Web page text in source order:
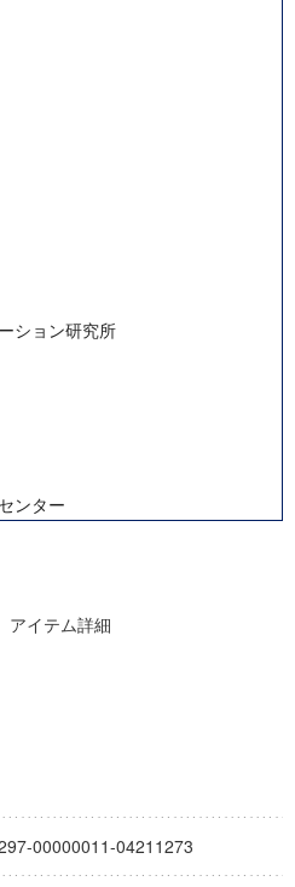
ション研究所
ンター
スティテュート
果報告書
グプログラム「超成熟社会発展のサ
アイテム詳細
00000011-04211273